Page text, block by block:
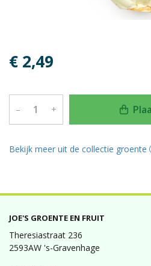
€ 2,49
– +
Bekijk meer uit de collectie groente
JOE'S GROENTE EN FRUIT
Theresiastraat 236
2593AW 's-Gravenhage